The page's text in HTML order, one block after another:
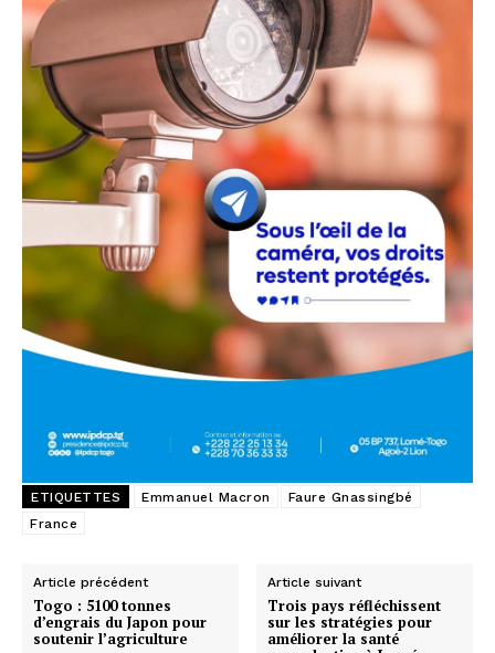
ETIQUETTES Emmanuel Macron
Faure Gnassingbé
France
Article précédent
Togo : 5100 tonnes
d’engrais du Japon pour
soutenir l’agriculture
Article suivant
Trois pays réfléchissent
sur les stratégies pour
améliorer la santé